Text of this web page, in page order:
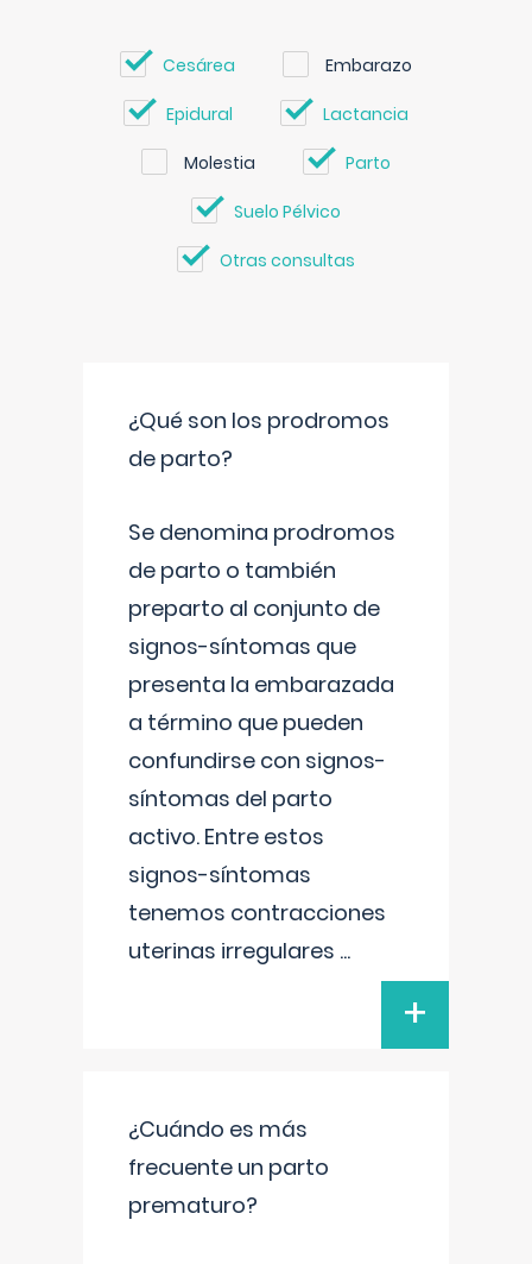
Cesárea Embarazo
Epidural Lactancia
Molestia Parto
Suelo Pélvico
Otras consultas
¿Qué son los prodromos
de parto?
Se denomina prodromos
de parto o también
preparto al conjunto de
signos-síntomas que
presenta la embarazada
a término que pueden
confundirse con signos-
síntomas del parto
activo. Entre estos
signos-síntomas
tenemos contracciones
uterinas irregulares ...
+
¿Cuándo es más
frecuente un parto
prematuro?